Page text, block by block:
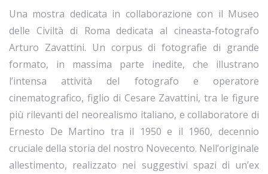
Una mostra dedicata in collaborazione con il Museo
delle Civiltà di Roma dedicata al cineasta-fotografo
Arturo Zavattini. Un corpus di fotografie di grande
formato, in massima parte inedite, che illustrano
l’intensa attività del fotografo e operatore
cinematografico, figlio di Cesare Zavattini, tra le figure
più rilevanti del neorealismo italiano, e collaboratore di
Ernesto De Martino tra il 1950 e il 1960, decennio
cruciale della storia del nostro Novecento. Nell’originale
allestimento, realizzato nei suggestivi spazi di un’ex